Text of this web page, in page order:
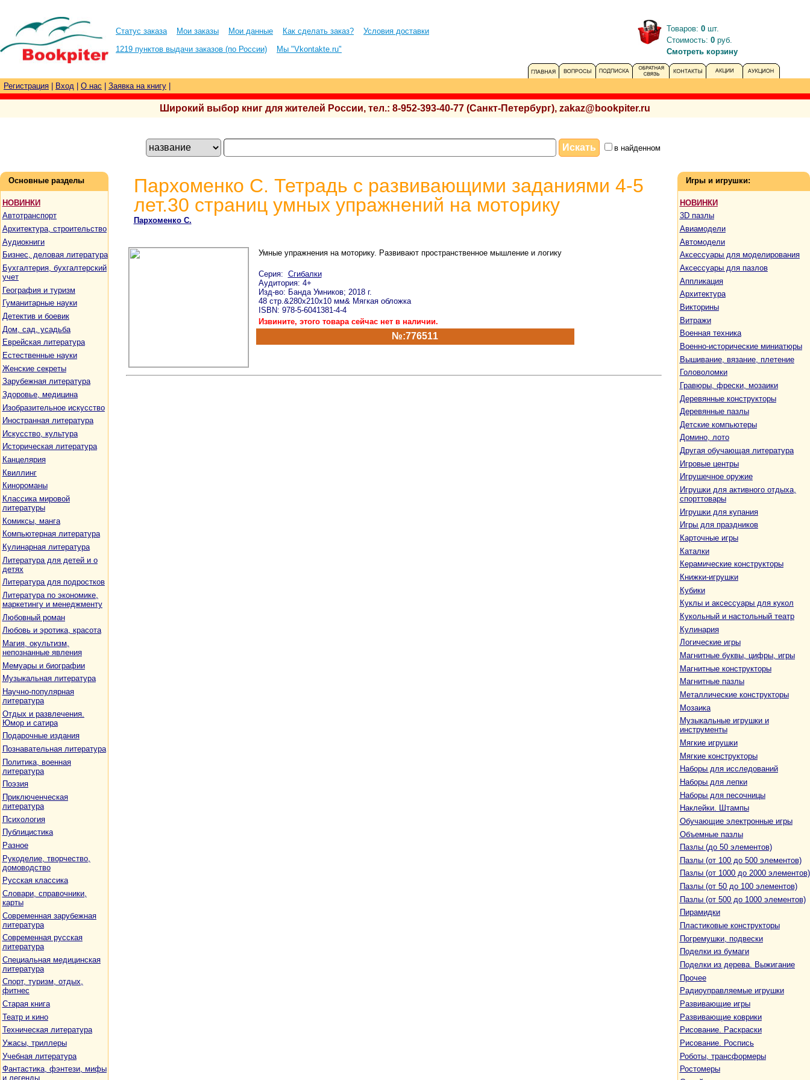
Статус заказа Мои заказы Мои данные Как сделать заказ?
Условия доставки
1219 пунктов выдачи заказов (по России)
Мы "Vkontakte.ru"
Товаров: 0 шт.
Стоимость: 0 руб.
Смотреть корзину
Регистрация Вход О нас Заявка на книгу
Широкий выбор книг для жителей России, тел.: 8-952-393-40-77 (Санкт-Петербург), zakaz@bookpiter.ru
в найденном
Основные разделы
НОВИНКИ
Автотранспорт
Архитектура, строительство
Аудиокниги
Бизнес, деловая литература
Бухгалтерия, бухгалтерский
учет
География и туризм
Гуманитарные науки
Детектив и боевик
Дом, сад, усадьба
Еврейская литература
Естественные науки
Женские секреты
Зарубежная литература
Здоровье, медицина
Изобразительное искусство
Иностранная литература
Искусство, культура
Историческая литература
Канцелярия
Квиллинг
Кинороманы
Классика мировой
литературы
Комиксы, манга
Компьютерная литература
Кулинарная литература
Литература для детей и о
детях
Литература для подростков
Литература по экономике,
маркетингу и менеджменту
Любовный роман
Любовь и эротика, красота
Магия, окультизм,
непознанные явления
Мемуары и биографии
Музыкальная литература
Научно-популярная
литература
Отдых и развлечения.
Юмор и сатира
Подарочные издания
Познавательная литература
Политика, военная
литература
Поэзия
Приключенческая
литература
Психология
Публицистика
Разное
Рукоделие, творчество,
домоводство
Русская классика
Словари, справочники,
карты
Современная зарубежная
литература
Современная русская
литература
Специальная медицинская
литература
Спорт, туризм, отдых,
фитнес
Старая книга
Театр и кино
Техническая литература
Ужасы, триллеры
Учебная литература
Фантастика, фэнтези, мифы
и легенды
Пархоменко С. Тетрадь с развивающими заданиями 4-5
лет.30 страниц умных упражнений на моторику
Пархоменко С.
Умные упражнения на моторику. Развивают пространственное мышление и логику
Серия: Сгибалки
Аудитория: 4+
Изд-во: Банда Умников; 2018 г.
48 стр.&280x210x10 мм& Мягкая обложка
ISBN: 978-5-6041381-4-4
Извините, этого товара сейчас нет в наличии.
№:776511
Игры и игрушки:
НОВИНКИ
3D пазлы
Авиамодели
Автомодели
Аксессуары для моделирования
Аксессуары для пазлов
Аппликация
Архитектура
Викторины
Витражи
Военная техника
Военно-исторические миниатюры
Вышивание, вязание, плетение
Головоломки
Гравюры, фрески, мозаики
Деревянные конструкторы
Деревянные пазлы
Детские компьютеры
Домино, лото
Другая обучающая литература
Игровые центры
Игрушечное оружие
Игрушки для активного отдыха,
спорттовары
Игрушки для купания
Игры для праздников
Карточные игры
Каталки
Керамические конструкторы
Книжки-игрушки
Кубики
Куклы и аксессуары для кукол
Кукольный и настольный театр
Кулинария
Логические игры
Магнитные буквы, цифры, игры
Магнитные конструкторы
Магнитные пазлы
Металлические конструкторы
Мозаика
Музыкальные игрушки и
инструменты
Мягкие игрушки
Мягкие конструкторы
Наборы для исследований
Наборы для лепки
Наборы для песочницы
Наклейки. Штампы
Обучающие электронные игры
Объемные пазлы
Пазлы (до 50 элементов)
Пазлы (от 100 до 500 элементов)
Пазлы (от 1000 до 2000 элементов)
Пазлы (от 50 до 100 элементов)
Пазлы (от 500 до 1000 элементов)
Пирамидки
Пластиковые конструкторы
Погремушки, подвески
Поделки из бумаги
Поделки из дерева. Выжигание
Прочее
Радиоуправляемые игрушки
Развивающие игры
Развивающие коврики
Рисование. Раскраски
Рисование. Роспись
Роботы, трансформеры
Ростомеры